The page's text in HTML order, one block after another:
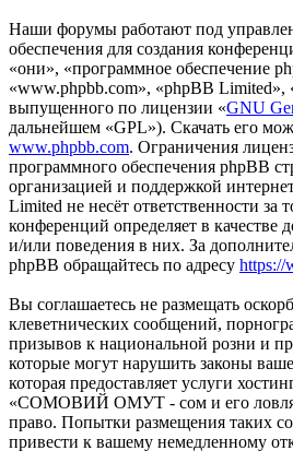
Наши форумы работают под
обеспечения для создания
«они», «программное обеспечение
«www.phpbb.com», «phpBB Limited»,
выпущенного по лицензии «GNU
дальнейшем «GPL»). Скачать его
www.phpbb.com. Ограничения
программного обеспечения phpBB
организацией и поддержкой
Limited не несёт ответственности за
конференций определяет в качестве
и/или поведения в них. За
phpBB обращайтесь по адресу https://
Вы соглашаетесь не размещать
клеветнических сообщений,
призывов к национальной розни и
которые могут нарушить законы
которая предоставляет услуги
«СОМОВИЙ ОМУТ - сом и его
право. Попытки размещения таких
привести к вашему немедленному